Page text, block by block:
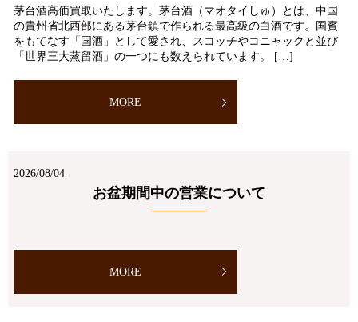
茅台酒高価買取いたします。茅台酒（マオタイしゅ）とは、中国
の貴州省北西部にある茅台鎮で作られる最高級の白酒です。国賓
をもてなす「国酒」として愛され、スコッチやコニャックと並び
「世界三大蒸留酒」の一つにも数えられています。 […]
MORE
2026/08/04
お盆期間中の営業について
MORE